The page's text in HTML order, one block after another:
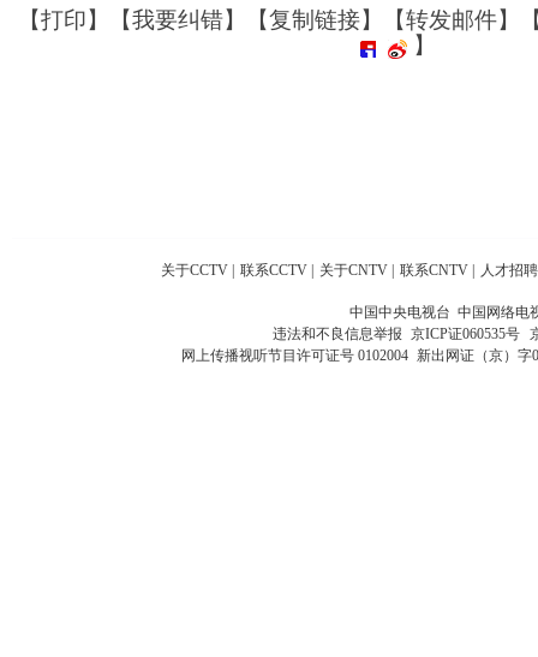
【打印】【我要纠错】【复制链接】【转发邮件】
】
关于CCTV | 联系CCTV | 关于CNTV | 联系CNTV | 人才招聘
中国中央电视台 中国网络电
违法和不良信息举报 京ICP证060535号
网上传播视听节目许可证号 0102004 新出网证（京）